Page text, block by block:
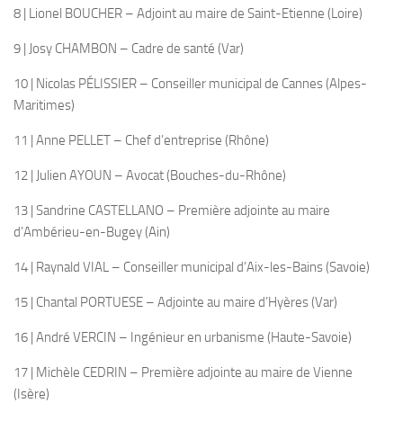
8 | Lionel BOUCHER – Adjoint au maire de Saint-Etienne (Loire)
9 | Josy CHAMBON – Cadre de santé (Var)
10 | Nicolas PÉLISSIER – Conseiller municipal de Cannes (Alpes-
Maritimes)
11 | Anne PELLET – Chef d’entreprise (Rhône)
12 | Julien AYOUN – Avocat (Bouches-du-Rhône)
13 | Sandrine CASTELLANO – Première adjointe au maire
d’Ambérieu-en-Bugey (Ain)
14 | Raynald VIAL – Conseiller municipal d’Aix-les-Bains (Savoie)
15 | Chantal PORTUESE – Adjointe au maire d’Hyères (Var)
16 | André VERCIN – Ingénieur en urbanisme (Haute-Savoie)
17 | Michèle CEDRIN – Première adjointe au maire de Vienne
(Isère)